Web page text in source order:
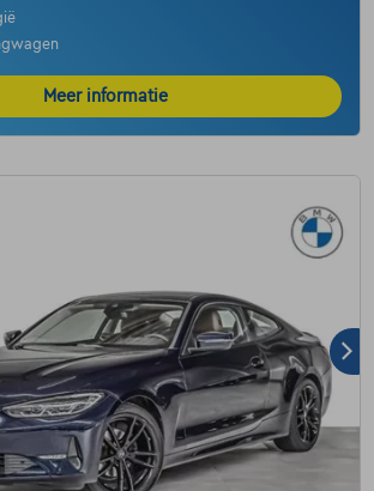
Meer informatie